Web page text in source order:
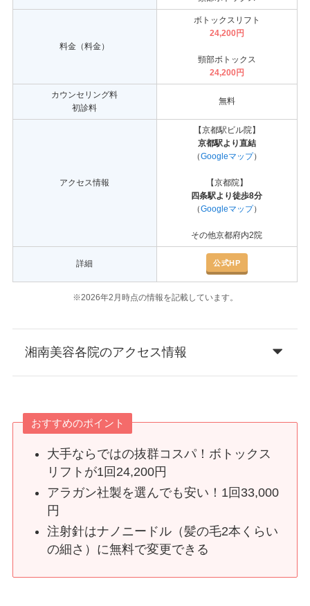
料金（料金）
ボトックスリフト
24,200円
頸部ボトックス
24,200円
カウンセリング料
初診料
無料
アクセス情報
【京都駅ビル院】
京都駅より直結
（Googleマップ）
【京都院】
四条駅より徒歩8分
（Googleマップ）
その他京都府内2院
詳細 公式HP
※2026年2月時点の情報を記載しています。
湘南美容各院のアクセス情報
おすすめのポイント
大手ならではの抜群コスパ！ボトックス
リフトが1回24,200円
アラガン社製を選んでも安い！1回33,000
円
注射針はナノニードル（髪の毛2本くらい
の細さ）に無料で変更できる